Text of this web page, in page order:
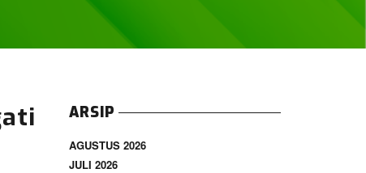
ARSIP
AGUSTUS 2026
JULI 2026